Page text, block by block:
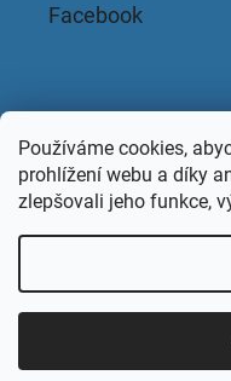
Používáme cookies,
prohlížení webu a díky
zlepšovali jeho funkce,
Facebook
Copyright 2026